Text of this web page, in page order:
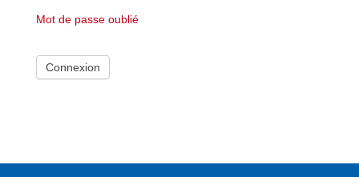
Mot de passe oublié